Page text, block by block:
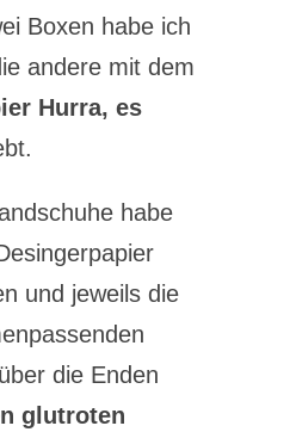
Boxen habe ich
andere mit dem
Hurra, es
habe
und jeweils die
die Enden
glutroten